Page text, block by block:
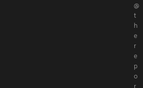
@
t
h
e
r
e
p
o
r